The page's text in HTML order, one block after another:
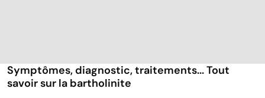
Symptômes, diagnostic, traitements... Tout
savoir sur la bartholinite